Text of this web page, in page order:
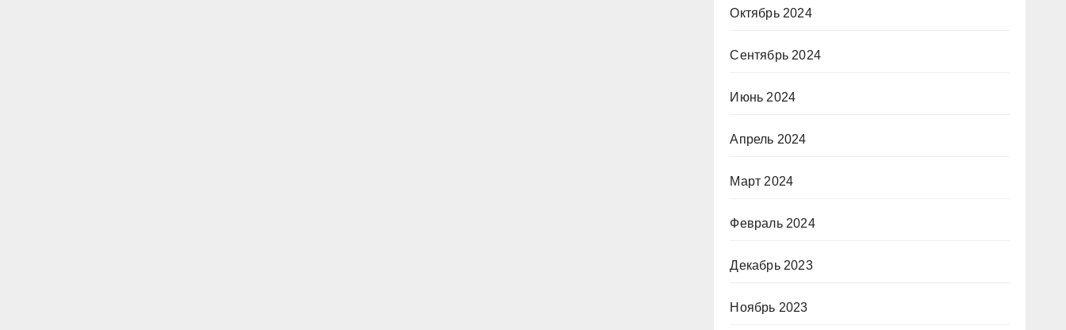
Октябрь 2024
Сентябрь 2024
Июнь 2024
Апрель 2024
Март 2024
Февраль 2024
Декабрь 2023
Ноябрь 2023